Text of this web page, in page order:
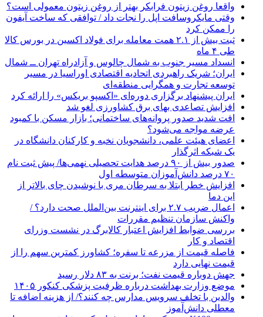
واقعا روغن زیتون فرابکر بهتر از روغن زیتون معمولی است؟
وقتی مایکروسافت اپل را نجات داد / توافقی که ساخت آیفون
را ممکن کرد
ثبت بیش از ۲.۱ همت معامله برای فولاد اکسین در بورس کالا
طی ۴ ماه
انسداد مسیر جنوب به شمال چالوس و آزادراه تهران ــ شمال
ایران؛ شریک راهبردی اتحادیه اقتصادی اوراسیا در مسیر
توسعه تجارت و همگرایی منطقه‌ای
ایران پیشنهاد برگزاری دوره‌ای «اکسپو بریکس» را ارائه کرد
افزایش تصاعدی بهای برق کشاورزی لغو شد
افت شدید صدور پروانه‌های ساختمانی؛ بازار مسکن با کمبود
عرضه مواجه می‌شود؟
اعضای هیئت علمی، دانشجویان نخبه و کارکنان دانشگاه در
یک شبکه‌ اثرگذار
صدور بیش از ۹۰ درصد هدایت تحصیلی نهمی‌ها/ پیش ثبت نام
۷۰ درصد دانش‌آموزان متوسطه اول
افزایش خطر ابتلا به سرطان مری با نوشیدن چای بالاتر از
این دما
اعمال ضریب ۲.۷ برای اینترنت بین‌الملل صحت دارد؟ /
واکنش سازمان تنظیم مقررات
بررسی ضوابط افزایش اعتبار کالابرگ در نشست وزرای
اقتصاد و کار
فاصله قیمت از مزرعه تا سفره؛ کشاورز کمترین سهم را از
قیمت نهایی دارد
جهش دوباره قیمت نفت؛ برنت به ۸۳ دلار رسید
موضع وزارت بهداشت درباره ظرفیت پزشکی کنکور ۱۴۰۵
والدین با تخلف سرویس مدارس چه کنند؟/ از هزینه اضافه تا
معطلی دانش‌آموز